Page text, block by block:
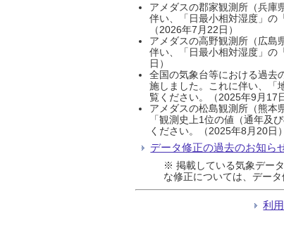
アメダスの郡家観測所（兵庫
伴い、「日最小相対湿度」の
（2026年7月22日）
アメダスの高野観測所（広島
伴い、「日最小相対湿度」の
日）
全国の気象台等における過去
施しました。これに伴い、「
覧ください。（2025年9月17日
アメダスの松島観測所（熊本
「観測史上1位の値（通年及
ください。（2025年8月20日）
データ修正の過去のお知ら
※ 掲載している気象デー
な修正については、デー
利